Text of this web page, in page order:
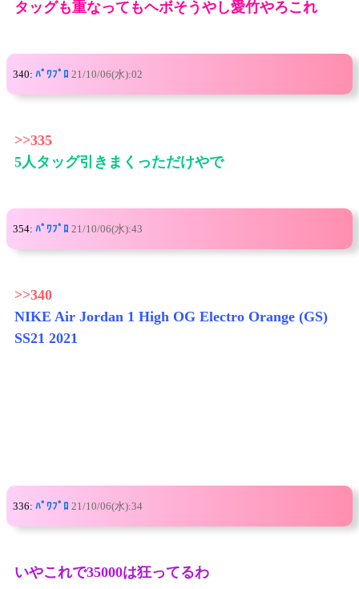
タッグも重なってもヘボそうやし愛竹やろこれ
340: ﾊﾟﾜﾌﾟﾛ 21/10/06(水):02
>>335
5人タッグ引きまくっただけやで
354: ﾊﾟﾜﾌﾟﾛ 21/10/06(水):43
>>340
NIKE Air Jordan 1 High OG Electro Orange (GS)
SS21 2021
336: ﾊﾟﾜﾌﾟﾛ 21/10/06(水):34
いやこれで35000は狂ってるわ